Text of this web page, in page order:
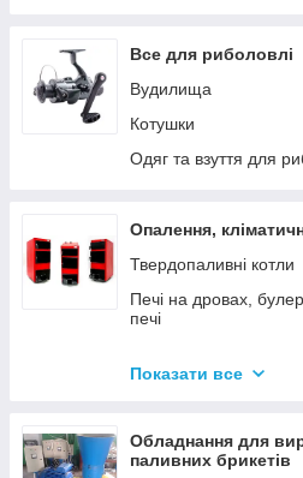
Тюбінг
Страхувальні жилети
Човники ΩMega
Лодки Grif boat
Все для риболовлі
Вудилища
Котушки
Одяг та взуття для
Опалення,
Твердопаливні котли
Печі на дровах,
печі
Котли електричні
Показати все
Обладнання для
паливних брикетів